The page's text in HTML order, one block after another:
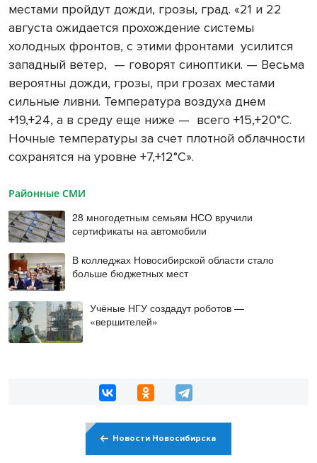
местами пройдут дожди, грозы, град. «21 и 22
августа ожидается прохождение системы
холодных фронтов, с этими фронтами усилится
западный ветер, — говорят синоптики. — Весьма
вероятны дожди, грозы, при грозах местами
сильные ливни. Температура воздуха днем
+19,+24, а в среду еще ниже — всего +15,+20°С.
Ночные температуры за счет плотной облачности
сохранятся на уровне +7,+12°С».
Районные СМИ
28 многодетным семьям НСО вручили
сертификаты на автомобили
В колледжах Новосибирской области стало
больше бюджетных мест
Учёные НГУ создадут роботов —
«вершителей»
Новости Новосибирска